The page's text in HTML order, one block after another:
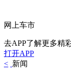
网上车市
去APP了解更多精
打开APP
< 新闻